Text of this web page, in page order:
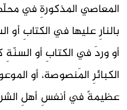
المعاصي المذكورةِ في
بالنارِ عليها في الكتابِ أو
أو وردَ في الكتابِ أو
الكبائرِ المَنصوصة، أو
عظيمةً في أنفسِ أهلِ